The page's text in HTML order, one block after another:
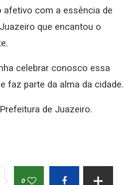
afetivo com a essência de
que encantou o
celebrar conosco essa
faz parte da alma da cidade.
de Juazeiro.
0